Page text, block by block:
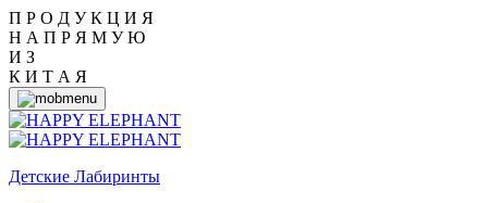
П Р О Д У К Ц И Я
Н А П Р Я М У Ю
И З
К И Т А Я
Детские Лабиринты